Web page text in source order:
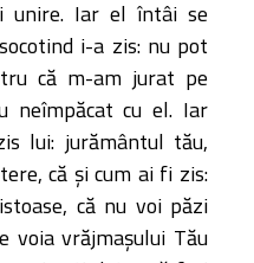
unire. Iar el întâi se
i-a zis: nu pot
că m-am jurat pe
neîmpăcat cu el. Iar
lui: jurământul tău,
că şi cum ai fi zis:
că nu voi păzi
voia vrăjmaşului Tău